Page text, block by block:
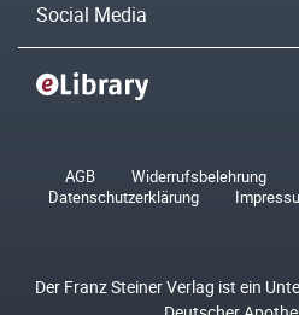
Social Media
AGB Widerrufsbelehrung
Datenschutzerklärung
Der Franz Steiner Verlag ist ein